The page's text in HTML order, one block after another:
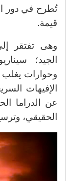
تُطرح في دور
قيمة.
وهى تفتقر
الجيد؛
وحوارات يغلب
الإفيهات
عن الدراما
الحقيقي،